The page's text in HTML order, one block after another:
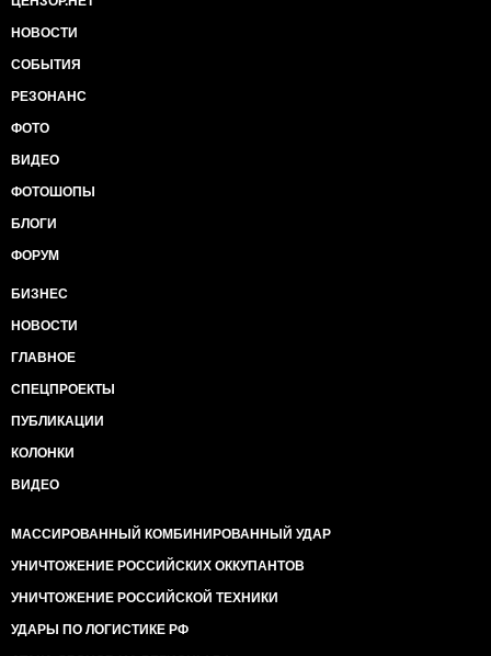
НОВОСТИ
СОБЫТИЯ
РЕЗОНАНС
ФОТО
ВИДЕО
ФОТОШОПЫ
БЛОГИ
ФОРУМ
БИЗНЕС
НОВОСТИ
ГЛАВНОЕ
СПЕЦПРОЕКТЫ
ПУБЛИКАЦИИ
КОЛОНКИ
ВИДЕО
МАССИРОВАННЫЙ КОМБИНИРОВАННЫЙ УДАР
УНИЧТОЖЕНИЕ РОССИЙСКИХ ОККУПАНТОВ
УНИЧТОЖЕНИЕ РОССИЙСКОЙ ТЕХНИКИ
УДАРЫ ПО ЛОГИСТИКЕ РФ